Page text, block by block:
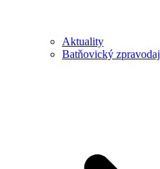
Aktuality
Batňovický zpravodaj